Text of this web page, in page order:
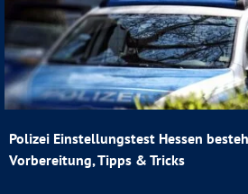
Polizei Einstellungstest Hessen
Vorbereitung, Tipps & Tricks